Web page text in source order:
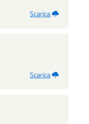
Scarica
Scarica